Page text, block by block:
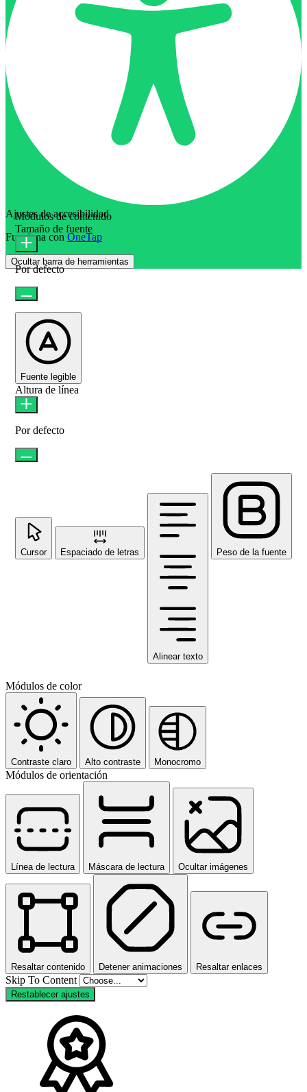
Ajustes de accesibilidad
Funciona con OneTap
Ocultar barra de herramientas
Módulos de contenido
Tamaño de fuente
Por defecto
Fuente legible
Altura de línea
Por defecto
Cursor Espaciado de letras
Alinear texto
Peso de la fuente
Módulos de color
Contraste claro Alto contraste Monocromo
Módulos de orientación
Línea de lectura Máscara de lectura Ocultar imágenes
Resaltar contenido Detener animaciones Resaltar enlaces
Skip To Content
Restablecer ajustes